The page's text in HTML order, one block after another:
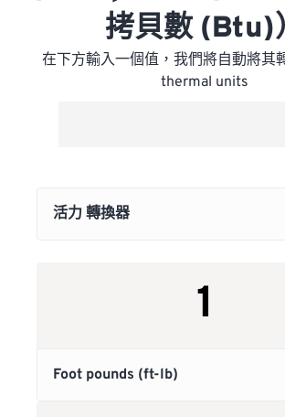
拷貝數 (Btu)）
在下方輸入一個值，我們將自動將其
thermal units